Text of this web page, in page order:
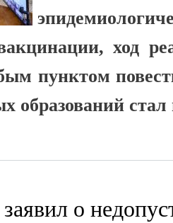
ход
пунктом
образований
о